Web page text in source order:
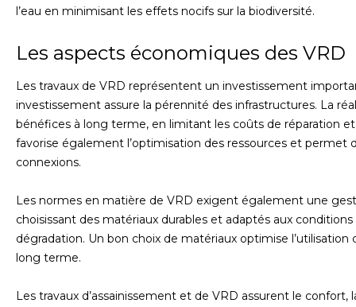
l’eau en minimisant les effets nocifs sur la biodiversité.
Les aspects économiques des VRD
Les travaux de VRD représentent un investissement
investissement assure la pérennité des infrastructures. La
bénéfices à long terme, en limitant les coûts de réparation
favorise également l’optimisation des ressources et permet
connexions.
Les normes en matière de VRD exigent également une
choisissant des matériaux durables et adaptés aux
dégradation. Un bon choix de matériaux optimise
long terme.
Les travaux d’assainissement et de VRD assurent le